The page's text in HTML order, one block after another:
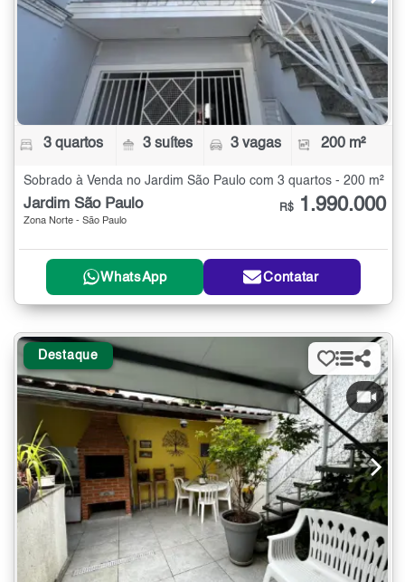
3 quartos 3 suítes 3 vagas 200 m²
Sobrado à Venda no Jardim São Paulo com 3 quartos - 200 m²
Jardim São Paulo
Zona Norte - São Paulo
R$ 1.990.000
WhatsApp Contatar
Destaque